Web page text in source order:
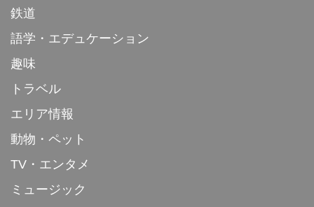
鉄道
語学・エデュケーション
趣味
トラベル
エリア情報
動物・ペット
TV・エンタメ
ミュージック